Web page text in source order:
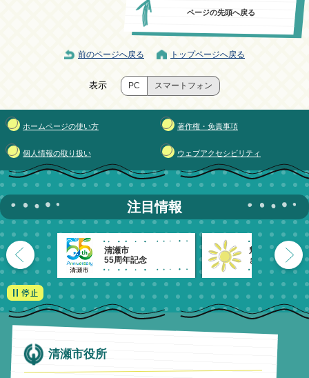
ページの先頭へ戻る
前のページへ戻る トップページへ戻る
表示 PC スマートフォン
ホームページの使い方 著作権・免責事項
個人情報の取り扱い ウェブアクセシビリティ
注目情報
清瀬市
55周年記念
魅力発信！
きよせのーと。
清瀬市役所